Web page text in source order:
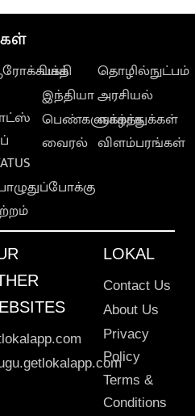
பக்தி
இந்தியா
பெண்களுக்காக
வைரல்
தொழில்நுட்பம்
அரசியல்
வாழ்த்துக்கள்
விளம்பரங்கள்
LOKAL
Contact Us
About Us
Privacy
Policy
Terms &
Conditions